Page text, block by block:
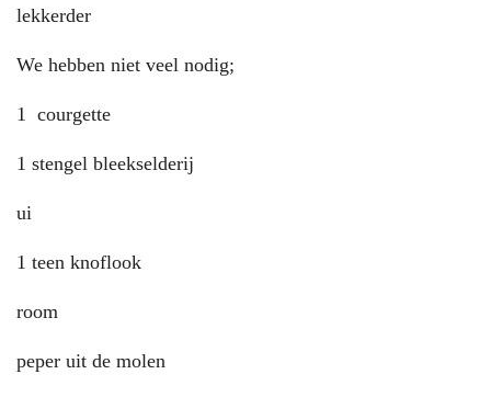
lekkerder
We hebben niet veel nodig;
1 courgette
1 stengel bleekselderij
ui
1 teen knoflook
room
peper uit de molen